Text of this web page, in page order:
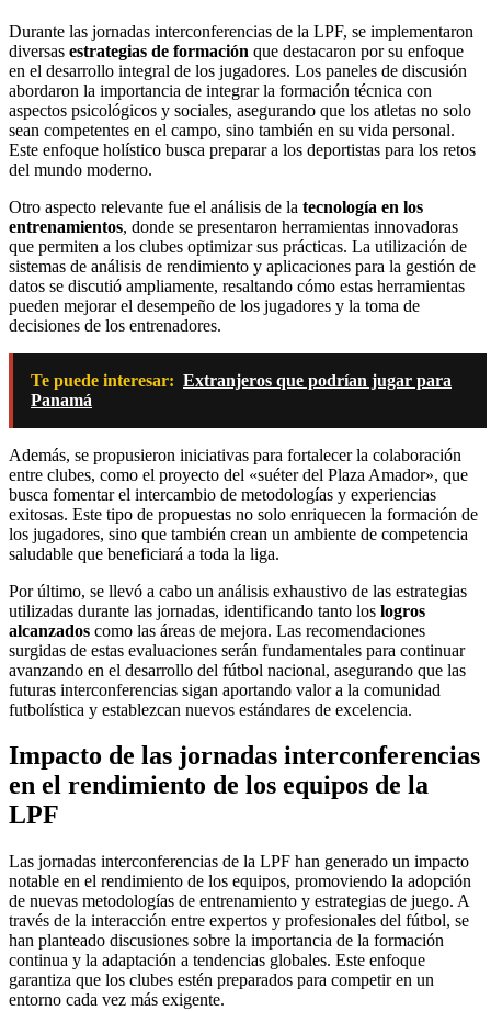
Durante las jornadas interconferencias de la LPF, se implementaron
diversas estrategias de formación que destacaron por su enfoque
en el desarrollo integral de los jugadores. Los paneles de discusión
abordaron la importancia de integrar la formación técnica con
aspectos psicológicos y sociales, asegurando que los atletas no solo
sean competentes en el campo, sino también en su vida personal.
Este enfoque holístico busca preparar a los deportistas para los retos
del mundo moderno.
Otro aspecto relevante fue el análisis de la tecnología en los
entrenamientos, donde se presentaron herramientas innovadoras
que permiten a los clubes optimizar sus prácticas. La utilización de
sistemas de análisis de rendimiento y aplicaciones para la gestión de
datos se discutió ampliamente, resaltando cómo estas herramientas
pueden mejorar el desempeño de los jugadores y la toma de
decisiones de los entrenadores.
Te puede interesar: Extranjeros que podrían jugar para
Panamá
Además, se propusieron iniciativas para fortalecer la colaboración
entre clubes, como el proyecto del «suéter del Plaza Amador», que
busca fomentar el intercambio de metodologías y experiencias
exitosas. Este tipo de propuestas no solo enriquecen la formación de
los jugadores, sino que también crean un ambiente de competencia
saludable que beneficiará a toda la liga.
Por último, se llevó a cabo un análisis exhaustivo de las estrategias
utilizadas durante las jornadas, identificando tanto los logros
alcanzados como las áreas de mejora. Las recomendaciones
surgidas de estas evaluaciones serán fundamentales para continuar
avanzando en el desarrollo del fútbol nacional, asegurando que las
futuras interconferencias sigan aportando valor a la comunidad
futbolística y establezcan nuevos estándares de excelencia.
Impacto de las jornadas interconferencias
en el rendimiento de los equipos de la
LPF
Las jornadas interconferencias de la LPF han generado un impacto
notable en el rendimiento de los equipos, promoviendo la adopción
de nuevas metodologías de entrenamiento y estrategias de juego. A
través de la interacción entre expertos y profesionales del fútbol, se
han planteado discusiones sobre la importancia de la formación
continua y la adaptación a tendencias globales. Este enfoque
garantiza que los clubes estén preparados para competir en un
entorno cada vez más exigente.